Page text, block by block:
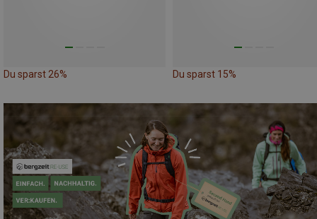
Du sparst 26% Du sparst 15%